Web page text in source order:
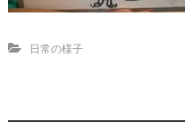
日常の様子